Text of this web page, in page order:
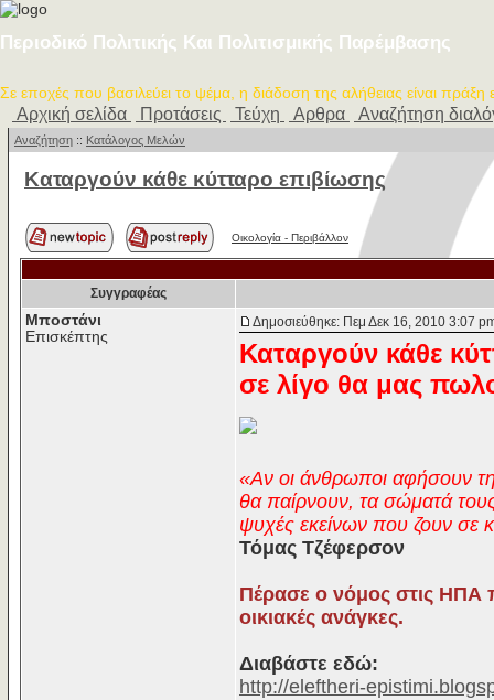
Περιοδικό Πολιτικής Και Πολιτισμικής Παρέμβασης
Σε εποχές που βασιλεύει το ψέμα, η διάδοση της αλήθειας είναι πράξη
Αρχική σελίδα Προτάσεις Τεύχη Αρθρα Αναζήτηση
Αναζήτηση :: Κατάλογος Μελών
Καταργούν κάθε κύτταρο επιβίωσης
Οικολογία - Περιβάλλον
Συγγραφέας
Μποστάνι
Επισκέπτης
Δημοσιεύθηκε: Πεμ Δεκ 16, 2010 3:07
Καταργούν κάθε
σε λίγο θα μας
«Αν οι άνθρωποι αφήσουν
θα παίρνουν, τα σώματά
ψυχές εκείνων που ζουν σε
Τόμας Τζέφερσον
Πέρασε ο νόμος στις ΗΠΑ
οικιακές ανάγκες.
Διαβάστε εδώ:
http://eleftheri-